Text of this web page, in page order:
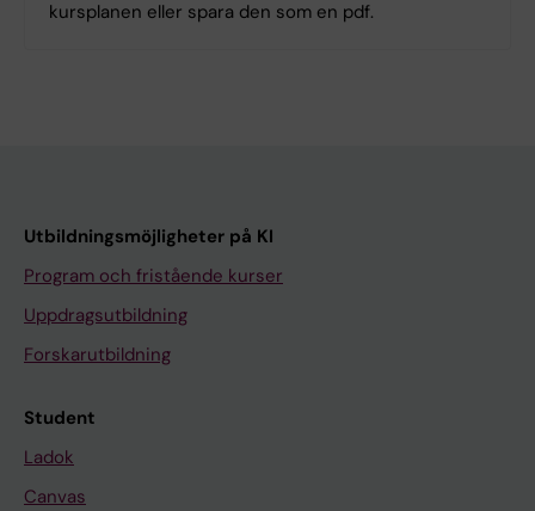
kursplanen eller spara den som en pdf.
Utbildningsmöjligheter på KI
Program och fristående kurser
Uppdragsutbildning
Forskarutbildning
Student
Ladok
Canvas